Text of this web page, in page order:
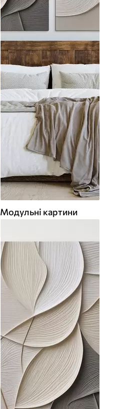
Модульні картини